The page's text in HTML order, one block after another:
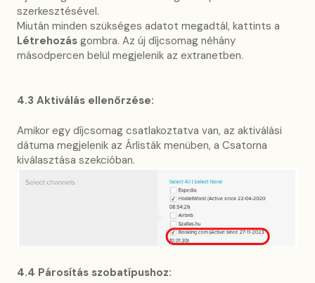
szerkesztésével.
Miután minden szükséges adatot megadtál, kattints a
Létrehozás gombra. Az új díjcsomag néhány
másodpercen belül megjelenik az extranetben.
4.3 Aktiválás ellenőrzése:
Amikor egy díjcsomag csatlakoztatva van, az aktiválási
dátuma megjelenik az Árlisták menüben, a Csatorna
kiválasztása szekcióban.
4.4 Párosítás szobatípushoz: